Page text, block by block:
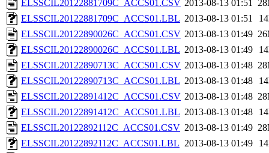
ELSSCIL20122881709C_ACCS01.CSV 2013-08-13 01:51
ELSSCIL20122881709C_ACCS01.LBL 2013-08-13 01:51
ELSSCIL20122890026C_ACCS01.CSV 2013-08-13 01:49
ELSSCIL20122890026C_ACCS01.LBL 2013-08-13 01:49
ELSSCIL20122890713C_ACCS01.CSV 2013-08-13 01:48
ELSSCIL20122890713C_ACCS01.LBL 2013-08-13 01:48
ELSSCIL20122891412C_ACCS01.CSV 2013-08-13 01:48
ELSSCIL20122891412C_ACCS01.LBL 2013-08-13 01:48
ELSSCIL20122892112C_ACCS01.CSV 2013-08-13 01:49
ELSSCIL20122892112C_ACCS01.LBL 2013-08-13 01:49